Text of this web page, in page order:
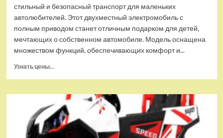
стильный и безопасный транспорт для маленьких
автолюбителей. Этот двухместный электромобиль с
полным приводом станет отличным подарком для детей,
мечтающих о собственном автомобиле. Модель оснащена
множеством функций, обеспечивающих комфорт и...
Узнать цены...
Детский
электромобиль
RiverToys
K999PX
белый